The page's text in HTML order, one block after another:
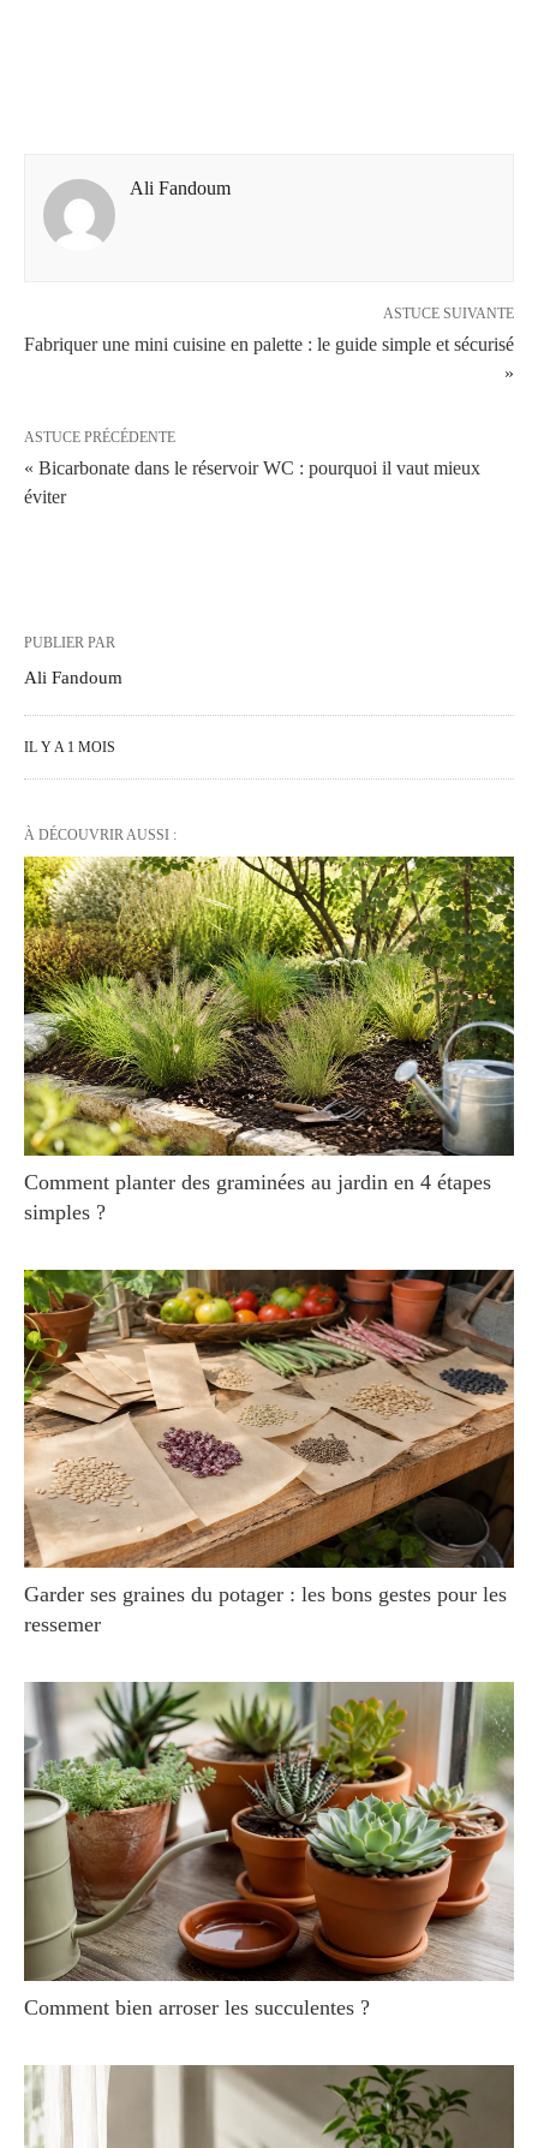
Ali Fandoum
ASTUCE SUIVANTE
Fabriquer une mini cuisine en palette : le guide simple et sécurisé
»
ASTUCE PRÉCÉDENTE
« Bicarbonate dans le réservoir WC : pourquoi il vaut mieux
éviter
PUBLIER PAR
Ali Fandoum
IL Y A 1 MOIS
À DÉCOUVRIR AUSSI :
Comment planter des graminées au jardin en 4 étapes
simples ?
Garder ses graines du potager : les bons gestes pour les
ressemer
Comment bien arroser les succulentes ?